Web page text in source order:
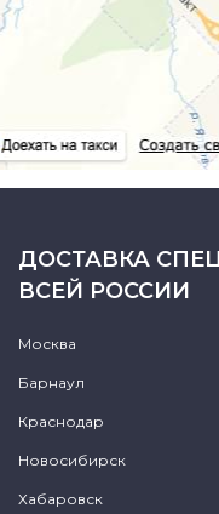
ДОСТАВКА
ВСЕЙ РОССИИ
Москва
Барнаул
Краснодар
Новосибирск
Хабаровск